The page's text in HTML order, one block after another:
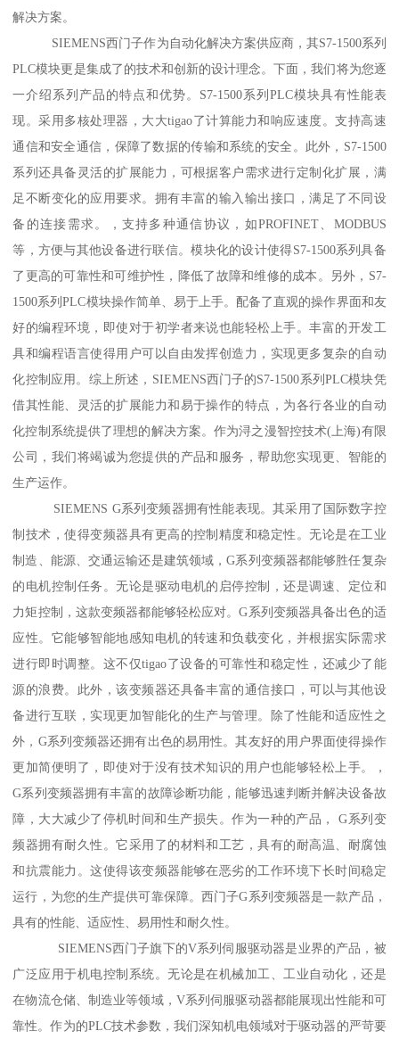
解决方案。
SIEMENS西门子作为自动化解决方案供应商，其S7-1500系列
PLC模块更是集成了的技术和创新的设计理念。下面，我们将为您逐
一介绍系列产品的特点和优势。S7-1500系列PLC模块具有性能表
现。采用多核处理器，大大tigao了计算能力和响应速度。支持高速
通信和安全通信，保障了数据的传输和系统的安全。此外，S7-1500
系列还具备灵活的扩展能力，可根据客户需求进行定制化扩展，满
足不断变化的应用要求。拥有丰富的输入输出接口，满足了不同设
备的连接需求。，支持多种通信协议，如PROFINET、MODBUS
等，方便与其他设备进行联信。模块化的设计使得S7-1500系列具备
了更高的可靠性和可维护性，降低了故障和维修的成本。另外，S7-
1500系列PLC模块操作简单、易于上手。配备了直观的操作界面和友
好的编程环境，即使对于初学者来说也能轻松上手。丰富的开发工
具和编程语言使得用户可以自由发挥创造力，实现更多复杂的自动
化控制应用。综上所述，SIEMENS西门子的S7-1500系列PLC模块凭
借其性能、灵活的扩展能力和易于操作的特点，为各行各业的自动
化控制系统提供了理想的解决方案。作为浔之漫智控技术(上海)有限
公司，我们将竭诚为您提供的产品和服务，帮助您实现更、智能的
生产运作。
SIEMENS G系列变频器拥有性能表现。其采用了国际数字控
制技术，使得变频器具有更高的控制精度和稳定性。无论是在工业
制造、能源、交通运输还是建筑领域，G系列变频器都能够胜任复杂
的电机控制任务。无论是驱动电机的启停控制，还是调速、定位和
力矩控制，这款变频器都能够轻松应对。G系列变频器具备出色的适
应性。它能够智能地感知电机的转速和负载变化，并根据实际需求
进行即时调整。这不仅tigao了设备的可靠性和稳定性，还减少了能
源的浪费。此外，该变频器还具备丰富的通信接口，可以与其他设
备进行互联，实现更加智能化的生产与管理。除了性能和适应性之
外，G系列变频器还拥有出色的易用性。其友好的用户界面使得操作
更加简便明了，即使对于没有技术知识的用户也能够轻松上手。，
G系列变频器拥有丰富的故障诊断功能，能够迅速判断并解决设备故
障，大大减少了停机时间和生产损失。作为一种的产品， G系列变
频器拥有耐久性。它采用了的材料和工艺，具有的耐高温、耐腐蚀
和抗震能力。这使得该变频器能够在恶劣的工作环境下长时间稳定
运行，为您的生产提供可靠保障。西门子G系列变频器是一款产品，
具有的性能、适应性、易用性和耐久性。
SIEMENS西门子旗下的V系列伺服驱动器是业界的产品，被
广泛应用于机电控制系统。无论是在机械加工、工业自动化，还是
在物流仓储、制造业等领域，V系列伺服驱动器都能展现出性能和可
靠性。作为的PLC技术参数，我们深知机电领域对于驱动器的严苛要